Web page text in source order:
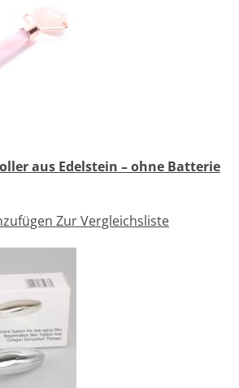
aus Edelstein – ohne Batterie
Zur Vergleichsliste